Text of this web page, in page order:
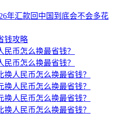
年汇款回中国到底会不会多花
钱攻略
民币怎么换最省钱？
民币怎么换最省钱？
换人民币怎么换最省钱？
换人民币怎么换最省钱？
换人民币怎么换最省钱？
换人民币怎么换最省钱？